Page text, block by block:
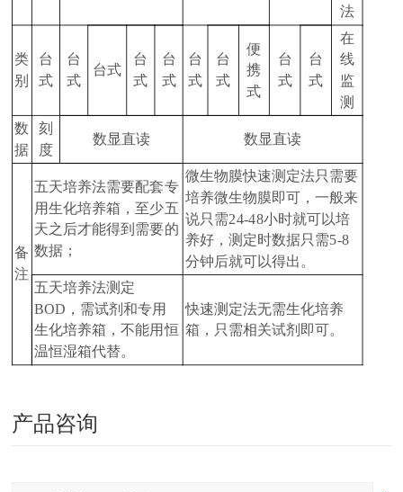
法
类
别
台
式
台
式
台式
台
式
台
式
台
式
台
式
便
携
式
台
式
台
式
在
线
监
测
数
据
刻
度
数显直读 数显直读
备
注
五天培养法需要配套专
用生化培养箱，至少五
天之后才能得到需要的
数据；
微生物膜快速测定法只需要
培养微生物膜即可，一般来
说只需24-48小时就可以培
养好，测定时数据只需5-8
分钟后就可以得出。
五天培养法测定
BOD，需试剂和专用
生化培养箱，不能用恒
温恒湿箱代替。
快速测定法无需生化培养
箱，只需相关试剂即可。
产品咨询